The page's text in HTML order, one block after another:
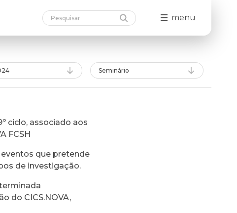
menu
Seminário
ciclo, associado aos
FCSH
eventos que pretende
de investigação.
do CICS.NOVA,